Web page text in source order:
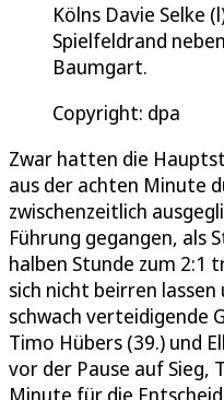
Kölns Davie Selke
Spielfeldrand
Baumgart.
Copyright: dpa
Zwar hatten die
aus der achten Minute
zwischenzeitlich
Führung gegangen, als
halben Stunde zum 2:1
sich nicht beirren
schwach verteidigende
Timo Hübers (39.) und
vor der Pause auf Sieg,